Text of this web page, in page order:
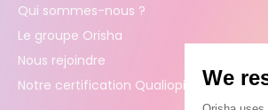
Qui sommes-nous ?
Le groupe Orisha
Nous rejoindre
Notre certification Qualiopi